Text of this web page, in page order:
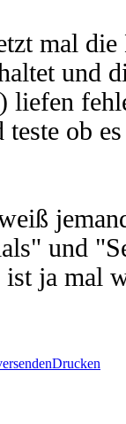
mal
und
liefen
teste ob
und
ist ja mal
Drucken